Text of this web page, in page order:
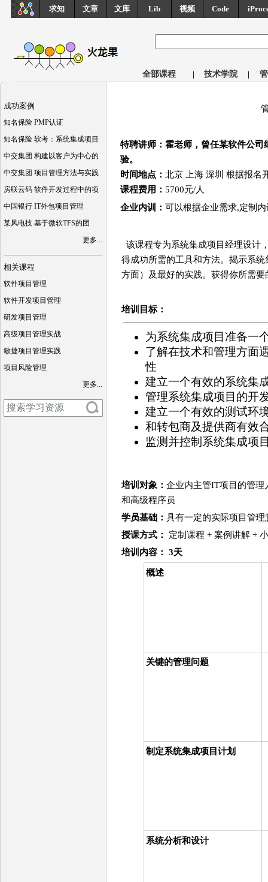
求知 文章 文库 Lib 视频 Code
全部课程 | 技术学院 |
成功案例
知名保险 PMP认证
知名保险 软考：系统集成项目
中交集团 构建以客户为中心的
中交集团 项目管理方法与实践
房联云码 软件开发过程中的项
中国银行 IT外包项目管理
某风电技 基于微软TFS的团
更多...
相关课程
软件项目管理
软件开发项目管理
研发项目管理
高级项目管理实战
敏捷项目管理实践
项目风险管理
更多...
特聘讲师：霍老师，曾任某软件公
验。
时间地点： 北京 上海 深圳 根据报名
课程费用： 5700元/人
企业内训： 可以根据企业需求,定制
该课程专为系统集成项目经理设计
得成功所需的工具和方法。揭示系
方面）及最好的实践。获得你所需
培训目标：
为系统集成项目准备一
了解在技术和管理方面
性
建立一个有效的系统集
管理系统集成项目的开
建立一个有效的测试环
和转包商及提供商有效
监测并控制系统集成项
培训对象： 企业内主管IT项目的管理
和高级程序员
学员基础： 具有一定的实际项目管理
授课方式：
定制课程 + 案例讲解 +
培训 内容 ： 3天
概述
关键的管理问题
制定系统集成项目计划
系统分析和设计